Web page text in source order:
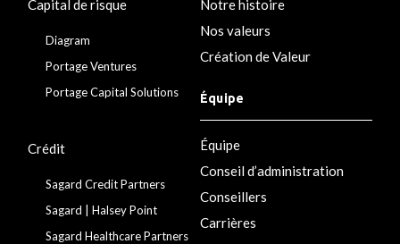
Capital de risque
Diagram
Portage Ventures
Portage Capital Solutions
Crédit
Sagard Credit Partners
Sagard | Halsey Point
Sagard Healthcare Partners
Notre histoire
Nos valeurs
Création de Valeur
Équipe
Équipe
Conseil d’administration
Conseillers
Carrières